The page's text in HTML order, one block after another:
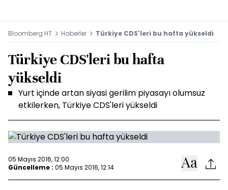
Bloomberg HT Haberler Türkiye CDS'leri bu hafta yükseldi
Türkiye CDS'leri bu hafta
yükseldi
Yurt içinde artan siyasi gerilim piyasayı olumsuz
etkilerken, Türkiye CDS'leri yükseldi
05 Mayıs 2016, 12:00
Güncelleme : 05 Mayıs 2016, 12:14